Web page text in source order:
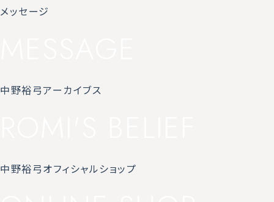
メッセージ
中野裕弓アーカイブス
中野裕弓オフィシャルショップ